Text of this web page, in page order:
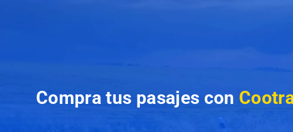
Compra tus pasajes con